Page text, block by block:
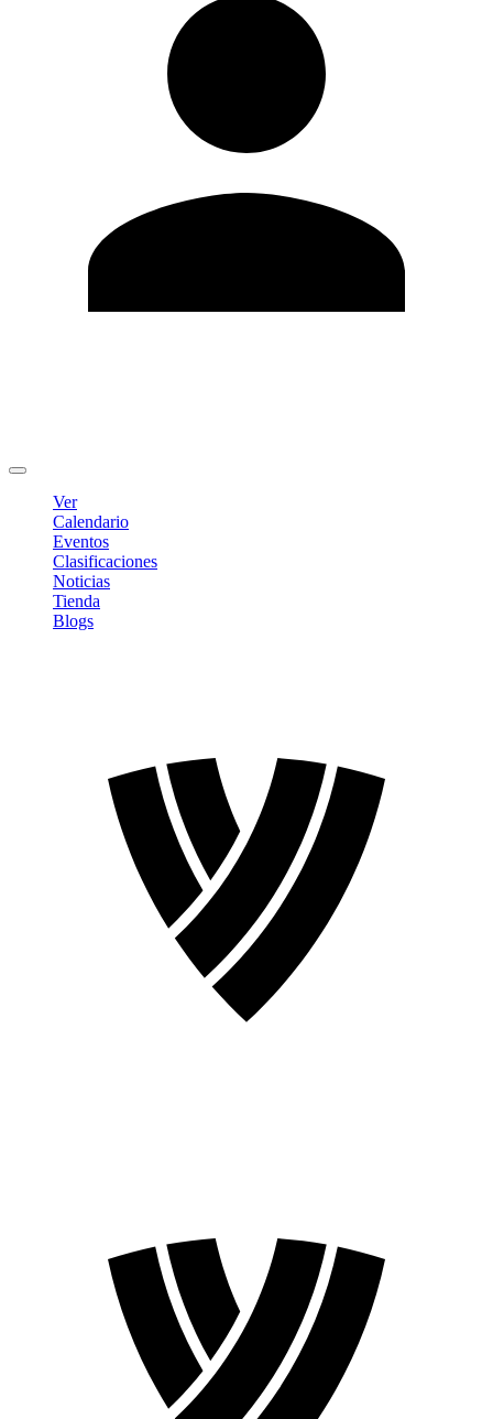
Ver
Calendario
Eventos
Clasificaciones
Noticias
Tienda
Blogs